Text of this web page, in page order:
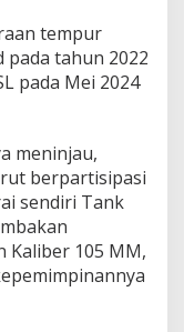
tempur
pada tahun 2022
pada Mei 2024
meninjau,
berpartisipasi
sendiri Tank
Kaliber 105 MM,